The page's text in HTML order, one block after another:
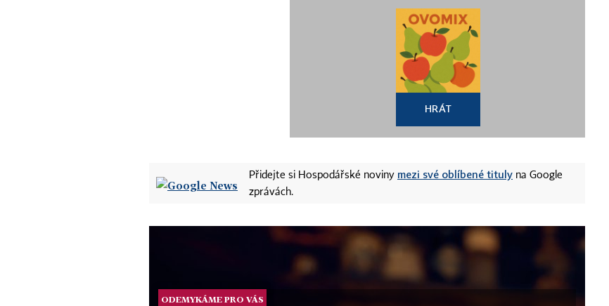
HRÁT
Přidejte si Hospodářské noviny mezi své oblíbené tituly na Google
zprávách.
ODEMYKÁME PRO VÁS